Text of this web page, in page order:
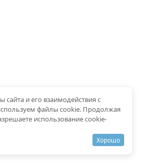
и его взаимодействия с
файлы cookie. Продолжая
использование cookie-
Хорошо